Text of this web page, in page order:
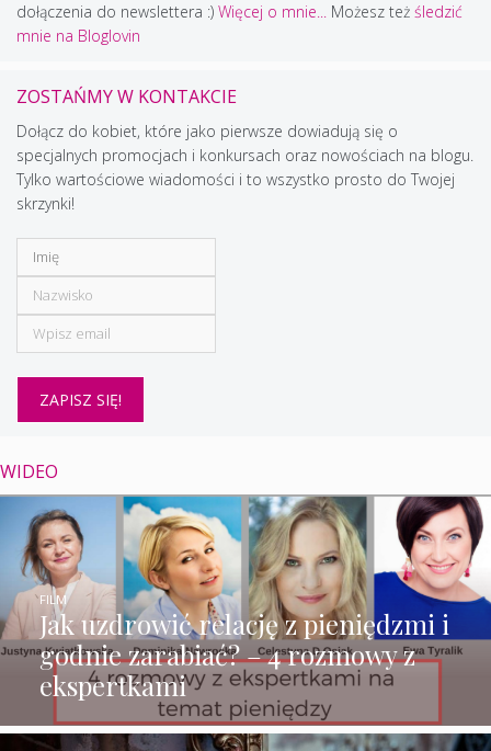
dołączenia do newslettera :) Więcej o mnie... Możesz też śledzić
mnie na Bloglovin
ZOSTAŃMY W KONTAKCIE
Dołącz do kobiet, które jako pierwsze dowiadują się o
specjalnych promocjach i konkursach oraz nowościach na blogu.
Tylko wartościowe wiadomości i to wszystko prosto do Twojej
skrzynki!
WIDEO
Jak uzdrowić relację z pieniędzmi i
godnie zarabiać? – 4 rozmowy z
ekspertkami
FILM